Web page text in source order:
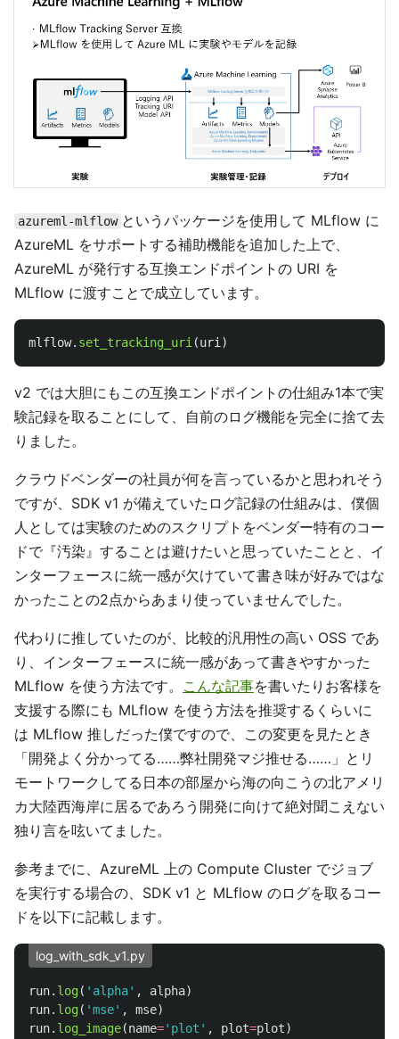
azureml-mlflow というパッケージを使用して MLflow に
AzureML をサポートする補助機能を追加した上で、
AzureML が発行する互換エンドポイントの URI を
MLflow に渡すことで成立しています。
mlflow. set_tracking_uri (uri )
v2 では大胆にもこの互換エンドポイントの仕組み1本で実
験記録を取ることにして、自前のログ機能を完全に捨て去
りました。
クラウドベンダーの社員が何を言っているかと思われそう
ですが、SDK v1 が備えていたログ記録の仕組みは、僕個
人としては実験のためのスクリプトをベンダー特有のコー
ドで『汚染』することは避けたいと思っていたことと、イ
ンターフェースに統一感が欠けていて書き味が好みではな
かったことの2点からあまり使っていませんでした。
代わりに推していたのが、比較的汎用性の高い OSS であ
り、インターフェースに統一感があって書きやすかった
MLflow を使う方法です。 こんな記事を書いたりお客様を
支援する際にも MLflow を使う方法を推奨するくらいに
は MLflow 推しだった僕ですので、この変更を見たとき
「開発よく分かってる……弊社開発マジ推せる……」とリ
モートワークしてる日本の部屋から海の向こうの北アメリ
カ大陸西海岸に居るであろう開発に向けて絶対聞こえない
独り言を呟いてました。
参考までに、AzureML 上の Compute Cluster でジョブ
を実行する場合の、SDK v1 と MLflow のログを取るコー
ドを以下に記載します。
log_with_sdk_v1.py
run. log( ' alpha' , alpha)
run. log( 'mse' , mse)
run. log_image(name=' plot ' , plot=plot)